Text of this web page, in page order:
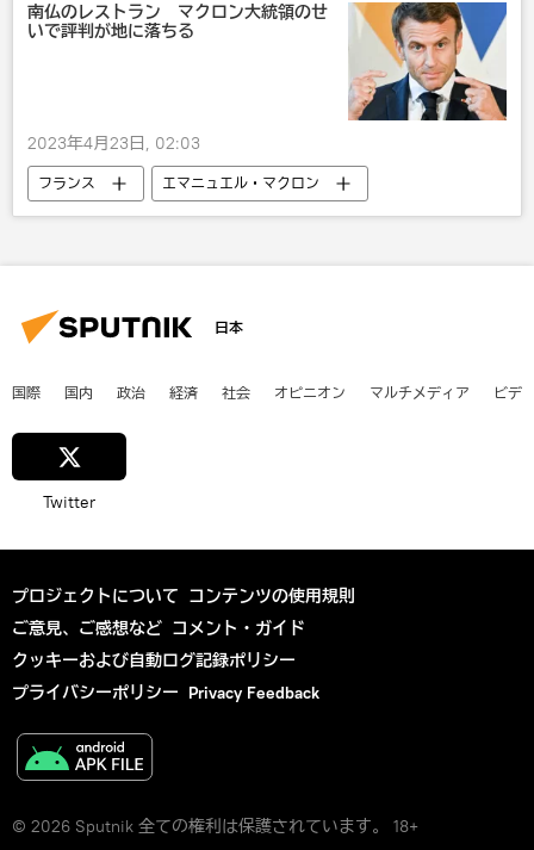
南仏のレストラン マクロン大統領のせ
いで評判が地に落ちる
2023年4月23日, 02:03
フランス
エマニュエル・マクロン
政治
抗議
日本
国際 国内 政治 経済 社会 オピニオン マルチメディア ビデ
Twitter
プロジェクトについて コンテンツの使用規則
ご意見、ご感想など コメント・ガイド
クッキーおよび自動ログ記録ポリシー
プライバシーポリシー Privacy Feedback
© 2026 Sputnik 全ての権利は保護されています。 18+